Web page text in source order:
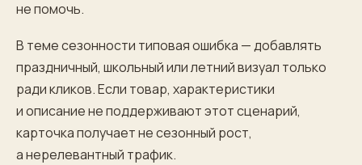
не помочь.
В теме сезонности типовая ошибка — добавлять
праздничный, школьный или летний визуал только
ради кликов. Если товар, характеристики
и описание не поддерживают этот сценарий,
карточка получает не сезонный рост,
а нерелевантный трафик.